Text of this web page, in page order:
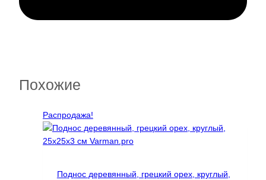
Похожие
Распродажа!
Поднос деревянный, грецкий орех, круглый,